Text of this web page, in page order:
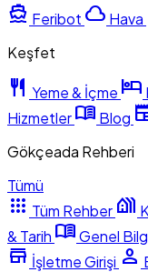
directions_boat Feribot cloud Hava
Keşfet
restaurant Yeme & İçme hotel
Hizmetlermenu_book Blog
Gökçeada Rehberi
Tümü
apps Tüm Rehber holiday_village
& Tarih menu_bookGenel
store İşletme Girişi person